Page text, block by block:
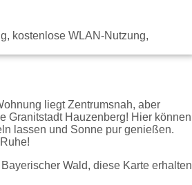
kostenlose WLAN-Nutzung,
liegt Zentrumsnah, aber
Granitstadt Hauzenberg! Hier können
lassen und Sonne pur genießen.
Wald, diese Karte erhalten